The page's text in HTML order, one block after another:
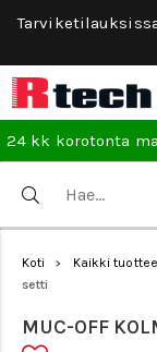
24 kk korotonta
Koti > Kaikki
setti
MUC-OFF